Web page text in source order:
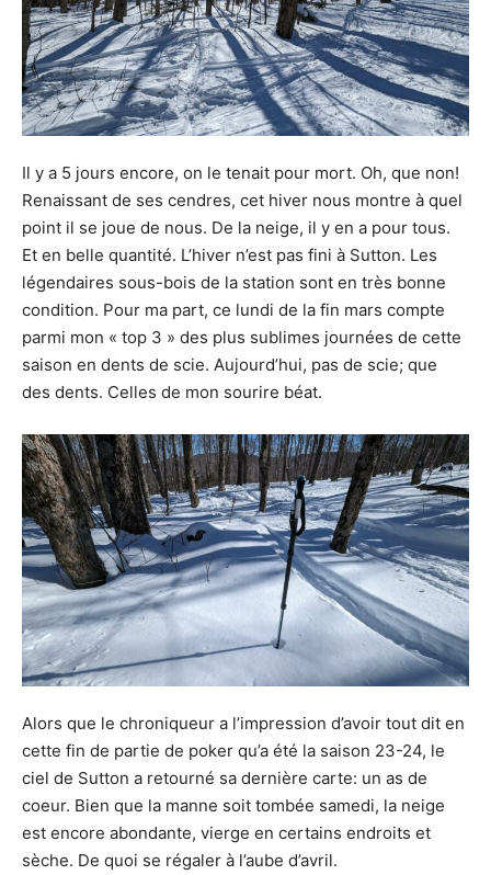
Il y a 5 jours encore, on le tenait pour mort. Oh, que non!
Renaissant de ses cendres, cet hiver nous montre à quel
point il se joue de nous. De la neige, il y en a pour tous.
Et en belle quantité. L’hiver n’est pas fini à Sutton. Les
légendaires sous-bois de la station sont en très bonne
condition. Pour ma part, ce lundi de la fin mars compte
parmi mon « top 3 » des plus sublimes journées de cette
saison en dents de scie. Aujourd’hui, pas de scie; que
des dents. Celles de mon sourire béat.
Alors que le chroniqueur a l’impression d’avoir tout dit en
cette fin de partie de poker qu’a été la saison 23-24, le
ciel de Sutton a retourné sa dernière carte: un as de
coeur. Bien que la manne soit tombée samedi, la neige
est encore abondante, vierge en certains endroits et
sèche. De quoi se régaler à l’aube d’avril.
moment.